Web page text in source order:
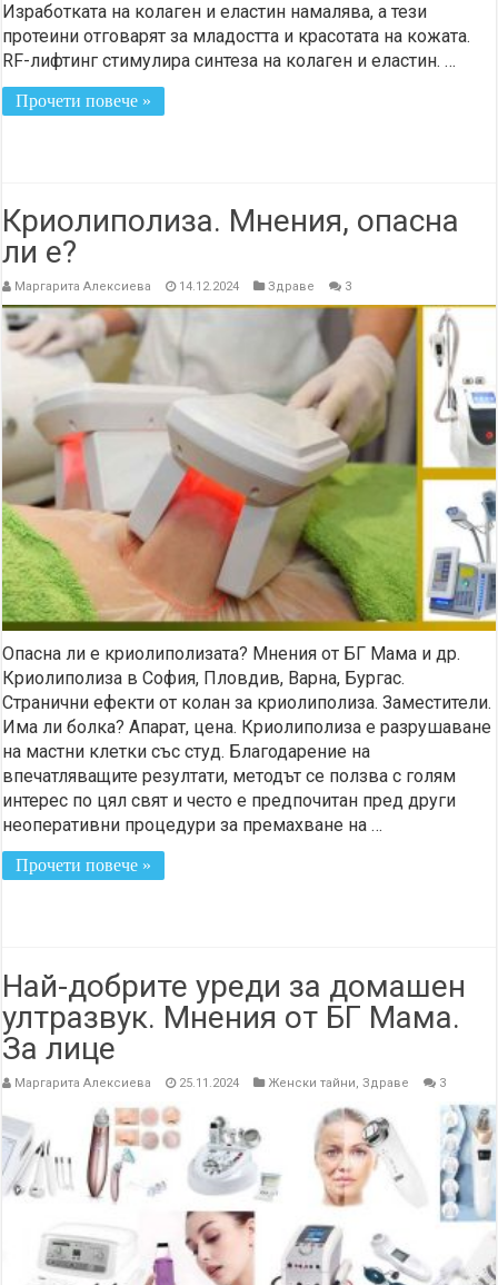
Изработката на колаген и еластин намалява, а тези
протеини отговарят за младостта и красотата на кожата.
RF-лифтинг стимулира синтеза на колаген и еластин. …
Прочети повече »
Криолиполиза. Мнения, опасна
ли е?
Маргарита Алексиева 14.12.2024 Здраве 3
Опасна ли е криолиполизата? Мнения от БГ Мама и др.
Криолиполиза в София, Пловдив, Варна, Бургас.
Странични ефекти от колан за криолиполиза. Заместители.
Има ли болка? Апарат, цена. Криолиполиза е разрушаване
на мастни клетки със студ. Благодарение на
впечатляващите резултати, методът се ползва с голям
интерес по цял свят и често е предпочитан пред други
неоперативни процедури за премахване на …
Прочети повече »
Най-добрите уреди за домашен
ултразвук. Мнения от БГ Мама.
За лице
Маргарита Алексиева 25.11.2024 Женски тайни,Здраве 3